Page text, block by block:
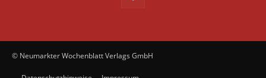
© Neumarkter Wochenblatt Verlags GmbH